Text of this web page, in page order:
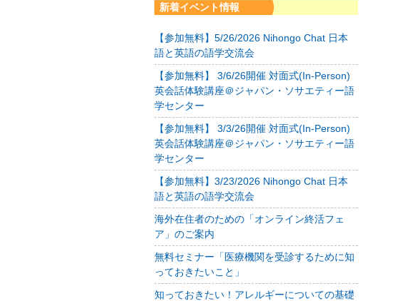
新着イベント情報
【参加無料】5/26/2026 Nihongo Chat 日本
語と英語の語学交流会
【参加無料】 3/6/26開催 対面式(In-Person)
英会話体験講座＠ジャパン・ソサエティー語
学センター
【参加無料】 3/3/26開催 対面式(In-Person)
英会話体験講座＠ジャパン・ソサエティー語
学センター
【参加無料】3/23/2026 Nihongo Chat 日本
語と英語の語学交流会
海外在住者のための「オンライン終活フェ
ア」のご案内
無料セミナー「医療機関を受診するために知
っておきたいこと」
知っておきたい！アレルギーについての基礎